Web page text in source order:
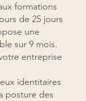
formations
de 25 jours
une
sur 9 mois.
entreprise
identitaires
posture des